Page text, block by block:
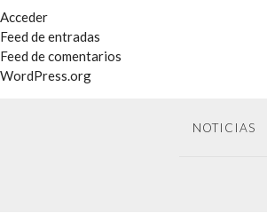
Acceder
Feed de entradas
Feed de comentarios
WordPress.org
NOTICIAS